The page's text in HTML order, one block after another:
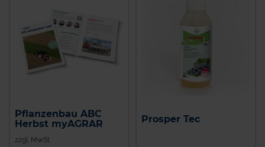
Pflanzenbau ABC
Herbst myAGRAR
zzgl. MwSt.
Prosper Tec